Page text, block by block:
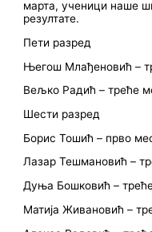
марта, ученици наше
резултате.
Пети разред
Његош Млађеновић –
Вељко Радић – треће
Шести разред
Борис Тошић – прво
Лазар Тешмановић –
Дуња Бошковић –
Матија Живановић –